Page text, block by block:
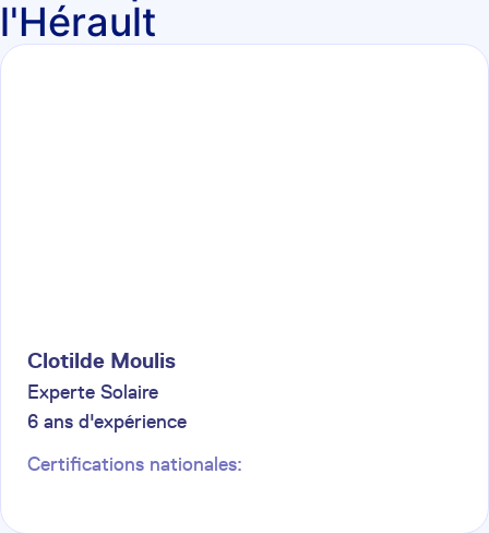
l'Hérault
Clotilde Moulis
Experte Solaire
6 ans d'expérience
Certifications nationales: